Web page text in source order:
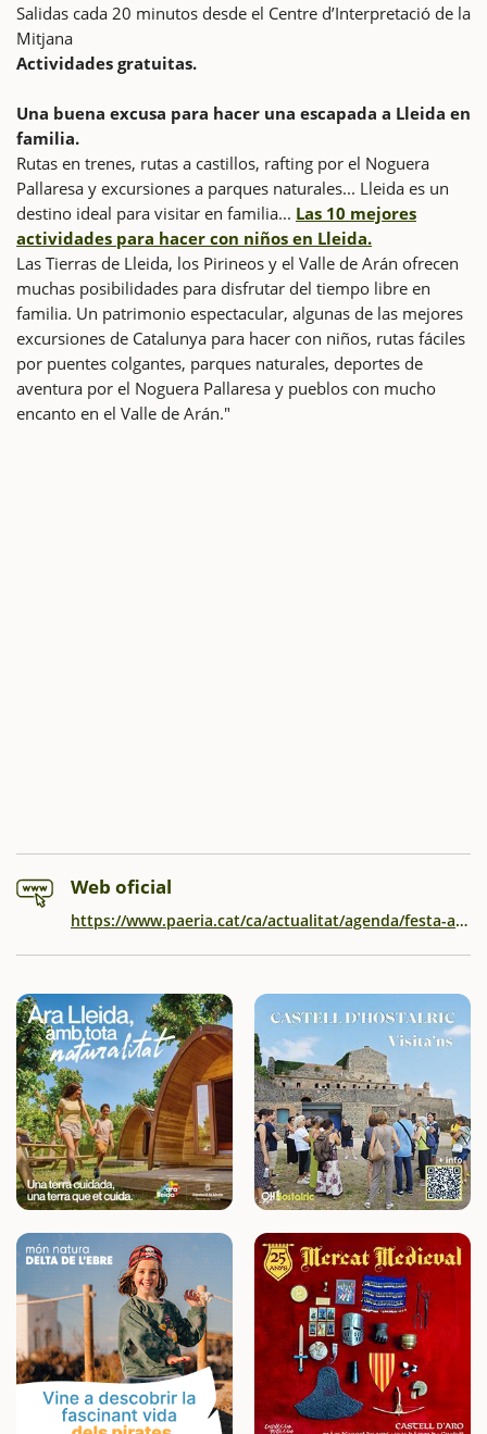
Salidas cada 20 minutos desde el Centre d’Interpretació de la
Mitjana
Actividades gratuitas.
Una buena excusa para hacer una escapada a Lleida en
familia.
Rutas en trenes, rutas a castillos, rafting por el Noguera
Pallaresa y excursiones a parques naturales... Lleida es un
destino ideal para visitar en familia... Las 10 mejores
actividades para hacer con niños en Lleida.
Las Tierras de Lleida, los Pirineos y el Valle de Arán ofrecen
muchas posibilidades para disfrutar del tiempo libre en
familia. Un patrimonio espectacular, algunas de las mejores
excursiones de Catalunya para hacer con niños, rutas fáciles
por puentes colgantes, parques naturales, deportes de
aventura por el Noguera Pallaresa y pueblos con mucho
encanto en el Valle de Arán."
Web oficial
https://www.paeria.cat/ca/actualitat/agenda/festa-al-parc-de-la-mitjana-1/2024-04-27